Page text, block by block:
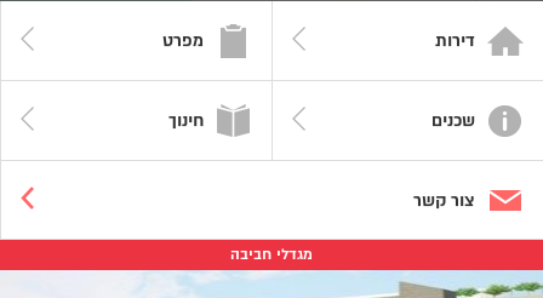
דירות מפרט
שכנים חינוך
צור קשר
מגדלי חביבה